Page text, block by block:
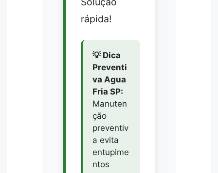
rápida!
💡 Dica
Preventi
va Agua
Fria SP:
Manuten
ção
preventiv
a evita
entupime
ntos